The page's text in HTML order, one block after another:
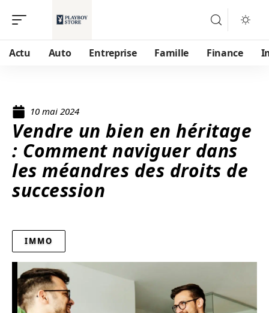
Actu Auto Entreprise Famille Finance
10 mai 2024
Vendre un bien en héritage
: Comment naviguer dans
les méandres des droits de
succession
IMMO